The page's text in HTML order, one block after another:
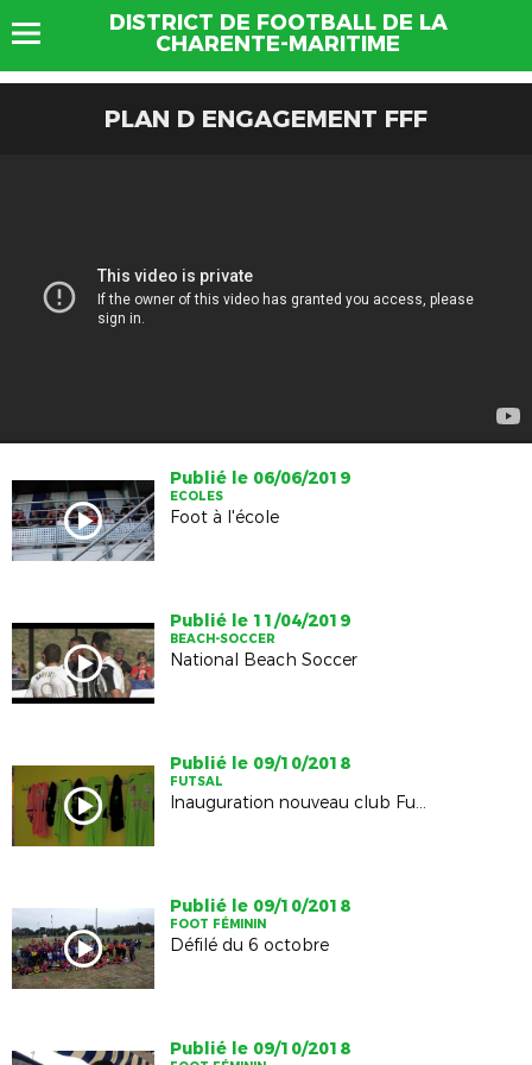
DISTRICT DE FOOTBALL DE LA
CHARENTE-MARITIME
PLAN D ENGAGEMENT FFF
Publié le 06/06/2019
ECOLES
Foot à l'école
Publié le 11/04/2019
BEACH-SOCCER
National Beach Soccer
Publié le 09/10/2018
FUTSAL
Inauguration nouveau club Futsal, l'AS Futsal des 2 Chtes
Publié le 09/10/2018
FOOT FÉMININ
Défilé du 6 octobre
Publié le 09/10/2018